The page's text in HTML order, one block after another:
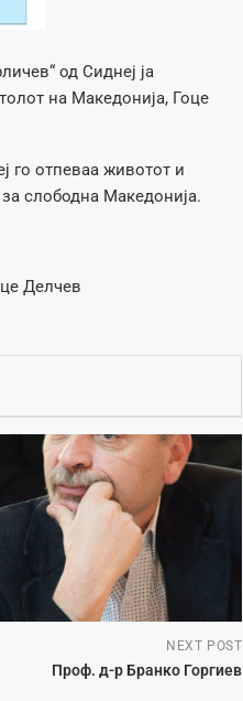
од Сиднеј ја
на Македонија, Гоце
го отпеваа животот и
слободна Македонија.
Делчев
NEXT POST
Проф. д-р Бранко Горгиев